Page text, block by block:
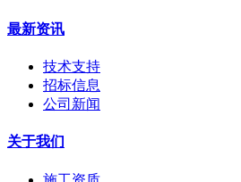
最新资讯
技术支持
招标信息
公司新闻
关于我们